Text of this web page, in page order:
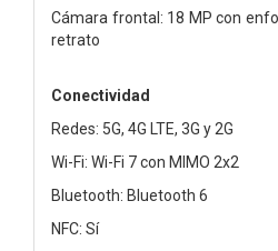
Cámara frontal: 18 MP con
retrato
Conectividad
Redes: 5G, 4G LTE, 3G y 2G
Wi-Fi: Wi-Fi 7 con MIMO 2x2
Bluetooth: Bluetooth 6
NFC: Sí